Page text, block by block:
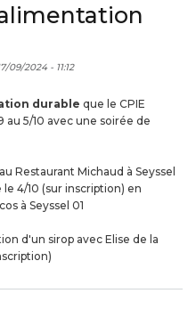
09/2024 - 11:12
durable que le CPIE
5/10 avec une soirée de
Restaurant Michaud à Seyssel
4/10 (sur inscription) en
à Seyssel 01
d'un sirop avec Elise de la